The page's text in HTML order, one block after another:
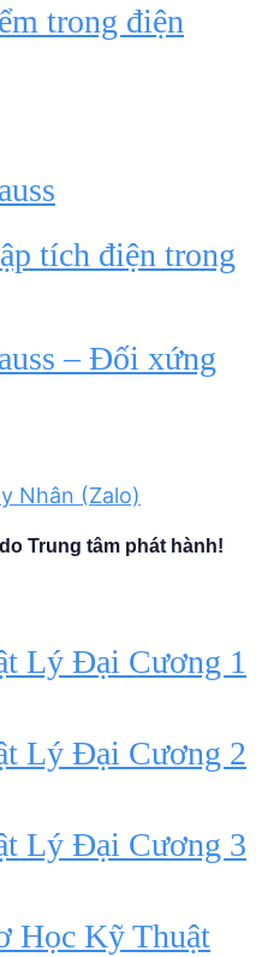
trong điện
tích điện trong
– Đối xứng
Nhân (Zalo)
Trung tâm phát hành!
Lý Đại Cương 1
Lý Đại Cương 2
Lý Đại Cương 3
Học Kỹ Thuật